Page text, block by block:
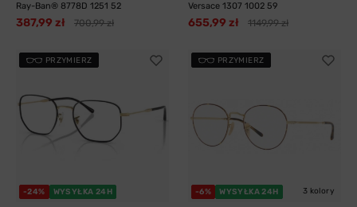
Ray-Ban® 8778D 1251 52
387,99 zł 700,99 zł
Versace 1307 1002 59
655,99 zł 1149,99 zł
PRZYMIERZ
-24% WYSYŁKA 24H
PRZYMIERZ
-6% WYSYŁKA 24H 3 kolory